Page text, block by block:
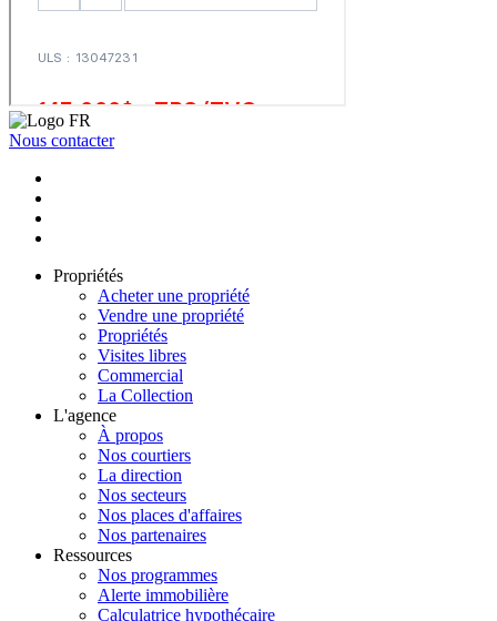
Nous contacter
Propriétés
Acheter une propriété
Vendre une propriété
Propriétés
Visites libres
Commercial
La Collection
L'agence
À propos
Nos courtiers
La direction
Nos secteurs
Nos places d'affaires
Nos partenaires
Ressources
Nos programmes
Alerte immobilière
Calculatrice hypothécaire